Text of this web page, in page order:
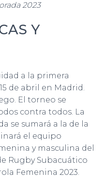
2023
Y
a la primera
de abril en Madrid.
El torneo se
contra todos. La
se sumará a la de la
el equipo
y masculina del
Rugby Subacuático
Femenina 2023.